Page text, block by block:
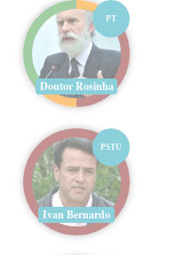
PT
Doutor Rosinha
PSTU
Ivan Bernardo